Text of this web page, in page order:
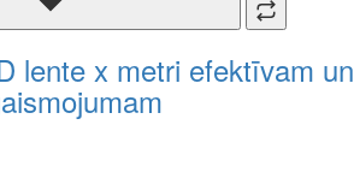
lente x metri efektīvam un